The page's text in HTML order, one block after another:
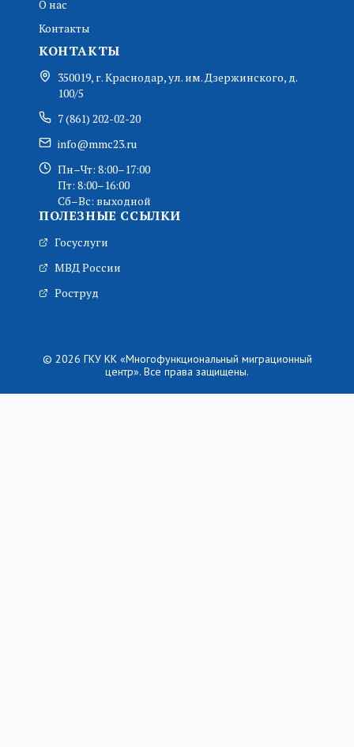
О нас
Контакты
КОНТАКТЫ
350019, г. Краснодар, ул. им. Дзержинского, д.
100/5
7 (861) 202-02-20
info@mmc23.ru
Пн–Чт: 8:00–17:00
Пт: 8:00–16:00
Сб–Вс: выходной
ПОЛЕЗНЫЕ ССЫЛКИ
Госуслуги
МВД России
Роструд
© 2026 ГКУ КК «Многофункциональный миграционный
центр». Все права защищены.